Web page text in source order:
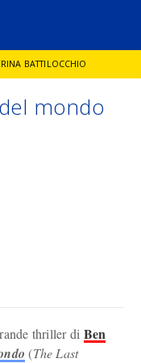
BATTILOCCHIO
DE CATALDO
mondo
thriller di Ben
(The Last